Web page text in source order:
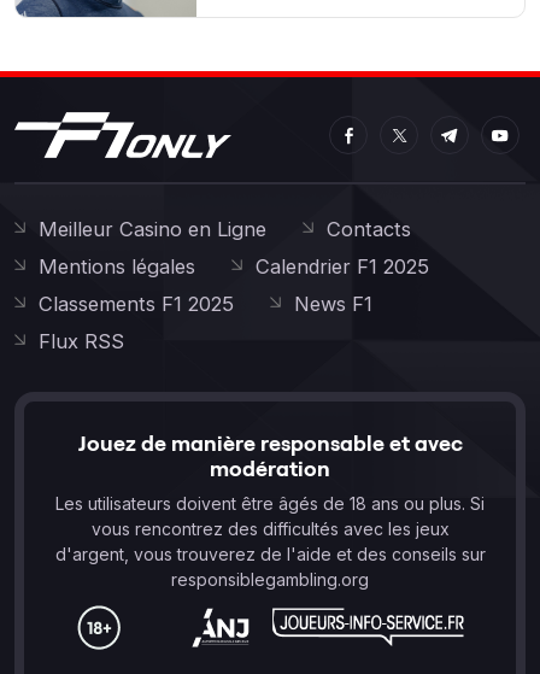
Meilleur Casino en Ligne
Contacts
Mentions légales
Calendrier F1 2025
Classements F1 2025
News F1
Flux RSS
Jouez de manière responsable et avec
modération
Les utilisateurs doivent être âgés de 18 ans ou plus. Si
vous rencontrez des difficultés avec les jeux
d'argent, vous trouverez de l'aide et des conseils sur
responsiblegambling.org